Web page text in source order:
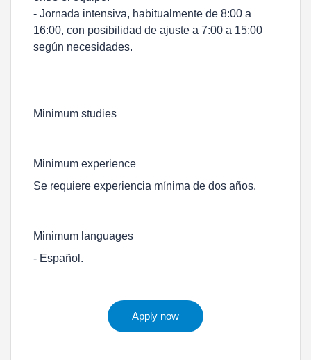
- Jornada intensiva, habitualmente de 8:00 a
16:00, con posibilidad de ajuste a 7:00 a 15:00
según necesidades.
Minimum studies
Minimum experience
Se requiere experiencia mínima de dos años.
Minimum languages
- Español.
Apply now